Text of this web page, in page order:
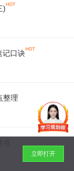
)
记口诀
整理
立即打开